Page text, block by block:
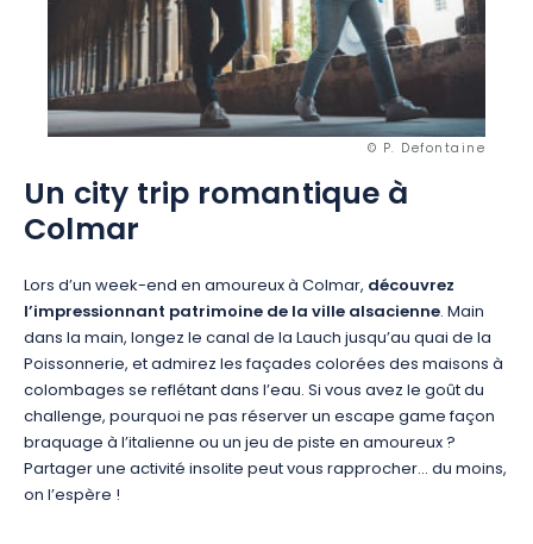
© P. Defontaine
Un city trip romantique à
Colmar
Lors d’un week-end en amoureux à Colmar, découvrez
l’impressionnant patrimoine de la ville alsacienne. Main
dans la main, longez le canal de la Lauch jusqu’au quai de la
Poissonnerie, et admirez les façades colorées des maisons à
colombages se reflétant dans l’eau. Si vous avez le goût du
challenge, pourquoi ne pas réserver un escape game façon
braquage à l’italienne ou un jeu de piste en amoureux ?
Partager une activité insolite peut vous rapprocher… du moins,
on l’espère !